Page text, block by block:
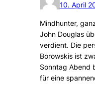
10. April
Mindhunter,
John Douglas
verdient. Die
Borowskis ist
Sonntag Abend
für eine